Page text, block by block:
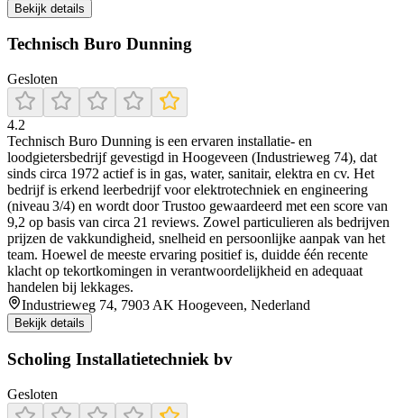
Bekijk details
Technisch Buro Dunning
Gesloten
4.2
Technisch Buro Dunning is een ervaren installatie- en
loodgietersbedrijf gevestigd in Hoogeveen (Industrieweg 74), dat
sinds circa 1972 actief is in gas, water, sanitair, elektra en cv. Het
bedrijf is erkend leerbedrijf voor elektrotechniek en engineering
(niveau 3/4) en wordt door Trustoo gewaardeerd met een score van
9,2 op basis van circa 21 reviews. Zowel particulieren als bedrijven
prijzen de vakkundigheid, snelheid en persoonlijke aanpak van het
team. Hoewel de meeste ervaring positief is, duidde één recente
klacht op tekortkomingen in verantwoordelijkheid en adequaat
handelen bij lekkages.
Industrieweg 74, 7903 AK Hoogeveen, Nederland
Bekijk details
Scholing Installatietechniek bv
Gesloten